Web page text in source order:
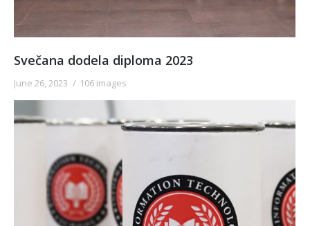
Svečana dodela diploma 2023
June 26, 2023 106 images